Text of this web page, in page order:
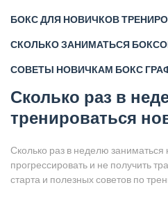
БОКС ДЛЯ НОВИЧКОВ
СКОЛЬКО ЗАНИМАТЬСЯ
СОВЕТЫ НОВИЧКАМ БОКС
Сколько раз в
тренироваться
Сколько раз в неделю заниматься
прогрессировать и не получить
старта и полезных советов по